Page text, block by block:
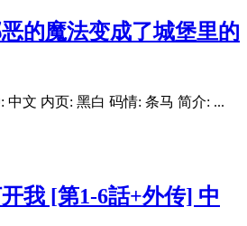
的魔法变成了城堡里的
中文 内页: 黑白 码情: 条马 简介: ...
我 [第1-6話+外传] 中